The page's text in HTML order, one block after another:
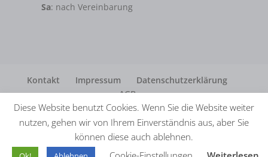
Sa: nach Vereinbarung
Kontakt Impressum
Datenschutzerklärung
AGB
© Dietz Fahrzeugbau GmbH · Realisation
Diese Website benutzt Cookies. Wenn Sie die Website weiter
nutzen, gehen wir von Ihrem Einverständnis aus, aber Sie
können diese auch ablehnen.